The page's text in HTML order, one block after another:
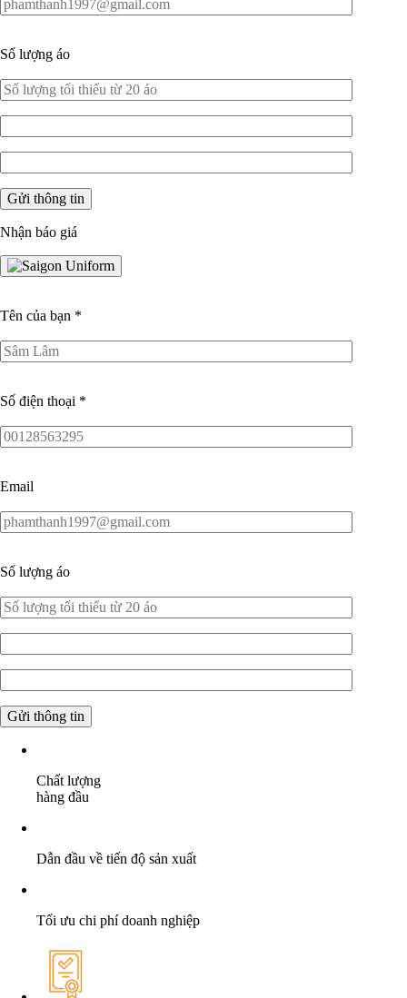
Số lượng áo
Nhận báo giá
Tên của bạn *
Số điện thoại *
Email
Số lượng áo
Chất lượng
hàng đầu
Dẫn đầu về tiến độ sản xuất
Tối ưu chi phí doanh nghiệp